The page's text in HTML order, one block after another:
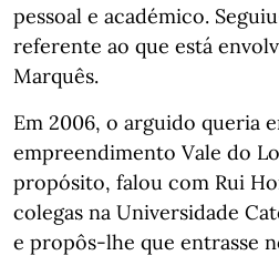
pessoal e académico.
referente ao que está
Marquês.
Em 2006, o arguido queria
empreendimento Vale do
propósito, falou com Rui
colegas na Universidade
e propôs-lhe que entrasse